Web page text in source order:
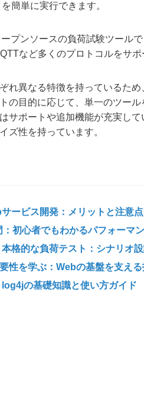
簡単に実行できます。
プンソースの負荷試験ツール
など多くのプロトコルをサポ
れ異なる特徴を持っているた
の目的に応じて、単一のツー
サポートや追加機能が充実し
ズ性を持っています。
ービス開発：メリットと注意点
初心者でもわかるパフォーマ
格的な負荷テスト：シナリオ
性を学ぶ：Webの基盤を支え
の基礎知識と使い方ガイド